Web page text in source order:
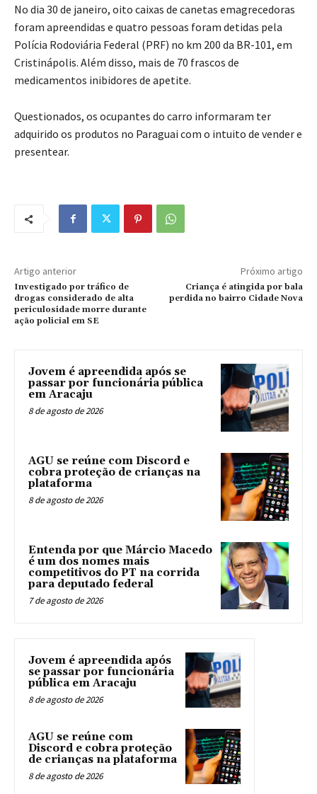
No dia 30 de janeiro, oito caixas de canetas emagrecedoras
foram apreendidas e quatro pessoas foram detidas pela
Polícia Rodoviária Federal (PRF) no km 200 da BR-101, em
Cristinápolis. Além disso, mais de 70 frascos de
medicamentos inibidores de apetite.
Questionados, os ocupantes do carro informaram ter
adquirido os produtos no Paraguai com o intuito de vender e
presentear.
Artigo anterior
Investigado por tráfico de
drogas considerado de alta
periculosidade morre durante
ação policial em SE
Próximo artigo
Criança é atingida por bala
perdida no bairro Cidade Nova
Jovem é apreendida após se
passar por funcionária pública
em Aracaju
8 de agosto de 2026
AGU se reúne com Discord e
cobra proteção de crianças na
plataforma
8 de agosto de 2026
Entenda por que Márcio Macedo
é um dos nomes mais
competitivos do PT na corrida
para deputado federal
7 de agosto de 2026
Jovem é apreendida após
se passar por funcionária
pública em Aracaju
8 de agosto de 2026
AGU se reúne com
Discord e cobra proteção
de crianças na plataforma
8 de agosto de 2026